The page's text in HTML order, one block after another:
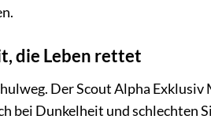
die Leben rettet
Der Scout Alpha
bei Dunkelheit und schlechten